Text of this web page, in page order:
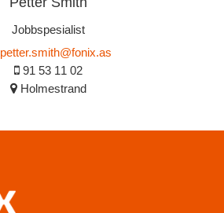
Jobbspesialist
91 53 11 02
Holmestrand
petter.smith@fonix.as